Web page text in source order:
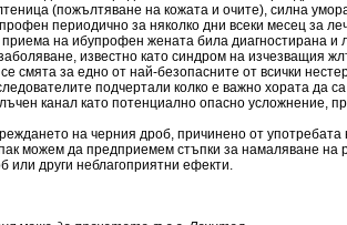
(пожълтяване на кожата и очите), силна
периодично за няколко дни всеки месец за
приема на ибупрофен жената била диагностирана и
известно като синдром на изчезващия
смята за едно от най-безопасните от всички
подчертали колко е важно хората да
канал като потенциално опасно усложнение,
на черния дроб, причинено от
можем да предприемем стъпки за намаляване на
или други неблагоприятни ефекти.